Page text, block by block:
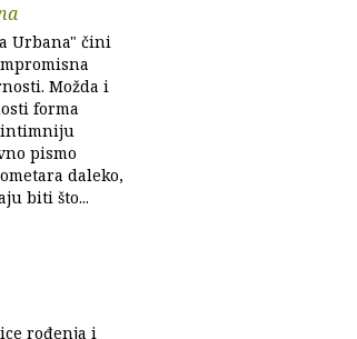
Urbana" čini
Možda i
forma
intimniju
pismo
daleko,
biti što...
rođenja i